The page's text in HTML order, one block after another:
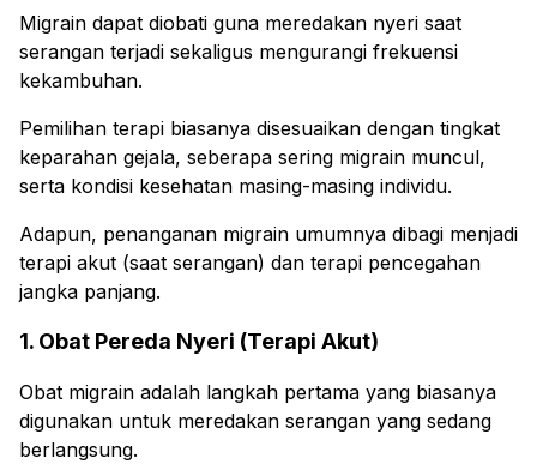
Migrain dapat diobati guna meredakan nyeri saat
serangan terjadi sekaligus mengurangi frekuensi
kekambuhan.
Pemilihan terapi biasanya disesuaikan dengan tingkat
keparahan gejala, seberapa sering migrain muncul,
serta kondisi kesehatan masing-masing individu.
Adapun, penanganan migrain umumnya dibagi menjadi
terapi akut (saat serangan) dan terapi pencegahan
jangka panjang.
1. Obat Pereda Nyeri (Terapi Akut)
Obat migrain adalah langkah pertama yang biasanya
digunakan untuk meredakan serangan yang sedang
berlangsung.